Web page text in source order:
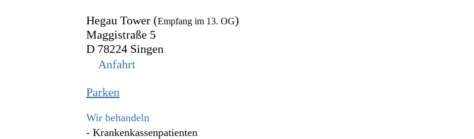
Hegau Tower (Empfang im 13. OG)
Maggistraße 5
D 78224 Singen
Anfahrt
Parken
Wir behandeln
- Krankenkassenpatienten